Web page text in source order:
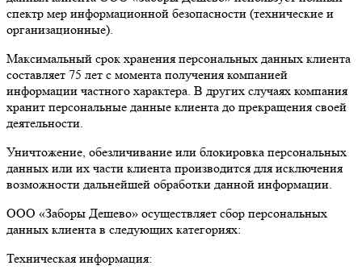
спектр мер информационной безопасности (технические и
организационные).
Максимальный срок хранения персональных данных клиента
составляет 75 лет с момента получения компанией
информации частного характера. В других случаях компания
хранит персональные данные клиента до прекращения своей
деятельности.
Уничтожение, обезличивание или блокировка персональных
данных или их части клиента производится для исключения
возможности дальнейшей обработки данной информации.
ООО «Заборы Дешево» осуществляет сбор персональных
данных клиента в следующих категориях:
Техническая информация: